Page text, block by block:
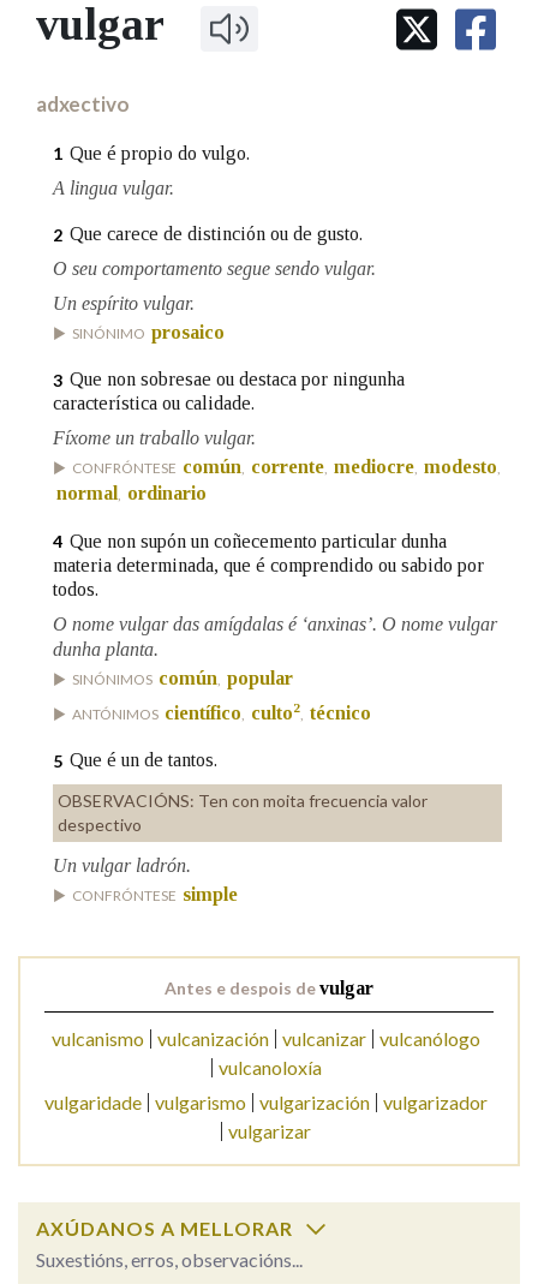
IDENTIDADE CORPORATIVA
MARCIAL DEL ADALID
FIGURAS HOMENAXEADAS
FacebookTwitterYoutubeInstagramBluesky
BUSCAR NOS LEMAS
Remata por
Contén
BUSCAR NO CONTIDO
OUTRAS OPCIÓNS DE BUSCA
Marcas gramaticais
Pertence a
LIMPAR BUSCA
vulgar
adxectivo
1 Que é propio do vulgo.
A lingua vulgar.
2 Que carece de distinción ou de gusto.
O seu comportamento segue sendo vulgar.
Un espírito vulgar.
SINÓNIMO prosaico
3 Que non sobresae ou destaca por ningunha
característica ou calidade.
Fíxome un traballo vulgar.
CONFRÓNTESE común, corrente, mediocre, modesto,
normal , ordinario
4 Que non supón un coñecemento particular dunha
materia determinada, que é comprendido ou sabido por
todos.
O nome vulgar das amígdalas é ‘anxinas’. O nome vulgar
dunha planta.
SINÓNIMOS común popular
ANTÓNIMOS científico, culto2, técnico
5 Que é un de tantos.
OBSERVACIÓNS: Ten con moita frecuencia valor
despectivo
Un vulgar ladrón.
CONFRÓNTESE simple
Antes e despois devulgar
vulcanismo vulcanización vulcanizar vulcanólogo
vulcanoloxía
vulgaridade vulgarismo vulgarización vulgarizador
vulgarizar
AXÚDANOS A MELLORAR
Suxestións, erros, observacións...